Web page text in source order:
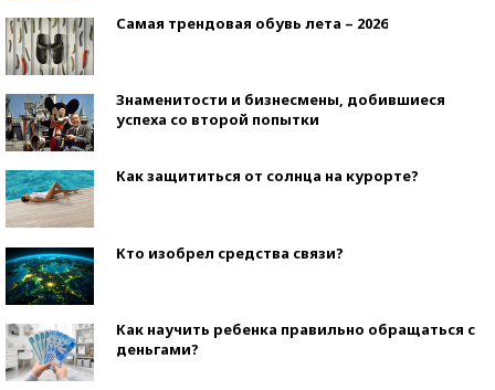
Самая трендовая обувь лета – 2026
Знаменитости и бизнесмены, добившиеся
успеха со второй попытки
Как защититься от солнца на курорте?
Кто изобрел средства связи?
Как научить ребенка правильно обращаться с
деньгами?